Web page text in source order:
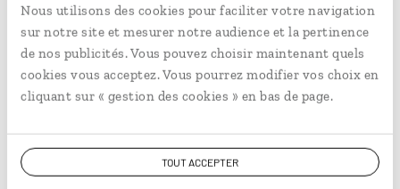
Nous utilisons des cookies pour faciliter votre navigation
sur notre site et mesurer notre audience et la pertinence
de nos publicités. Vous pouvez choisir maintenant quels
cookies vous acceptez. Vous pourrez modifier vos choix en
cliquant sur « gestion des cookies » en bas de page.
TOUT ACCEPTER
Une statue de Kali en préparation pour la Durga puja © Jérôme
Cartegini
Vous aimerez aussi...